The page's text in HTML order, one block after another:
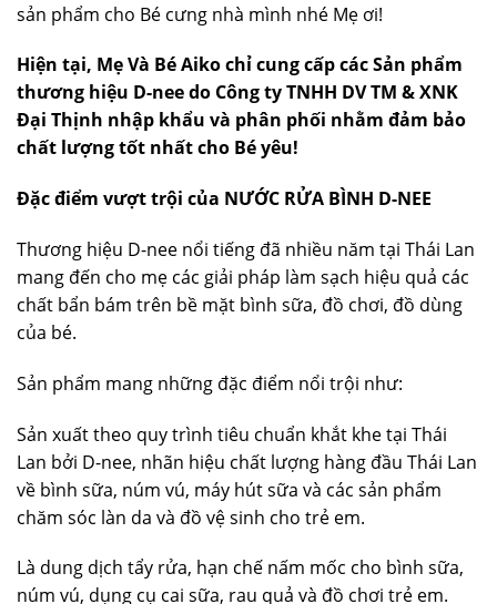
sản phẩm cho Bé cưng nhà mình nhé Mẹ ơi!
Hiện tại, Mẹ Và Bé Aiko chỉ cung cấp các Sản phẩm
thương hiệu D-nee do Công ty TNHH DV TM & XNK
Đại Thịnh nhập khẩu và phân phối nhằm đảm bảo
chất lượng tốt nhất cho Bé yêu!
Đặc điểm vượt trội của NƯỚC RỬA BÌNH D-NEE
Thương hiệu D-nee nổi tiếng đã nhiều năm tại Thái Lan
mang đến cho mẹ các giải pháp làm sạch hiệu quả các
chất bẩn bám trên bề mặt bình sữa, đồ chơi, đồ dùng
của bé.
Sản phẩm mang những đặc điểm nổi trội như:
Sản xuất theo quy trình tiêu chuẩn khắt khe tại Thái
Lan bởi D-nee, nhãn hiệu chất lượng hàng đầu Thái Lan
về bình sữa, núm vú, máy hút sữa và các sản phẩm
chăm sóc làn da và đồ vệ sinh cho trẻ em.
Là dung dịch tẩy rửa, hạn chế nấm mốc cho bình sữa,
núm vú, dụng cụ cai sữa, rau quả và đồ chơi trẻ em.